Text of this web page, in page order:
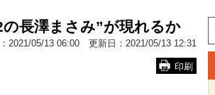
の長澤まさみ”が現れるか
2021/05/13 06:00 更新日： 2021/05/13 12:31
印刷